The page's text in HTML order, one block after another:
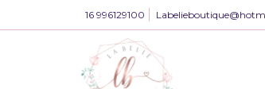
16 996129100